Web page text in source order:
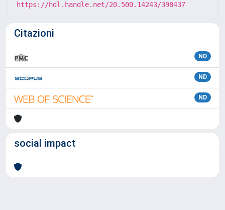
https://hdl.handle.net/20.500.14243/398437
Citazioni
ND
ND
ND
social impact